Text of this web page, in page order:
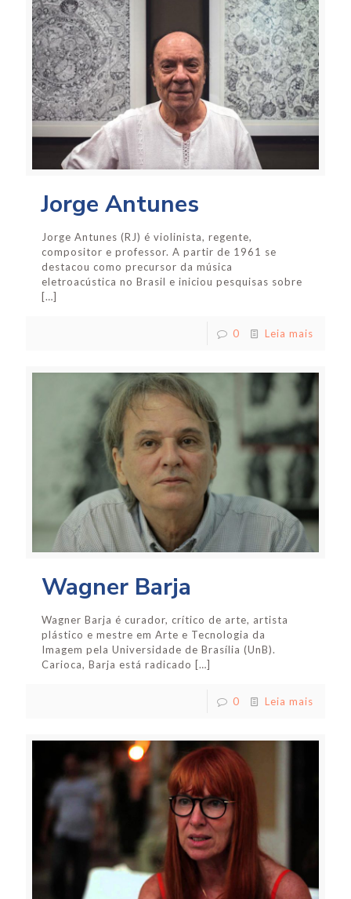
Jorge Antunes
Jorge Antunes (RJ) é violinista, regente,
compositor e professor. A partir de 1961 se
destacou como precursor da música
eletroacústica no Brasil e iniciou pesquisas sobre
[…]
0 Leia mais
Wagner Barja
Wagner Barja é curador, crítico de arte, artista
plástico e mestre em Arte e Tecnologia da
Imagem pela Universidade de Brasília (UnB).
Carioca, Barja está radicado […]
0 Leia mais